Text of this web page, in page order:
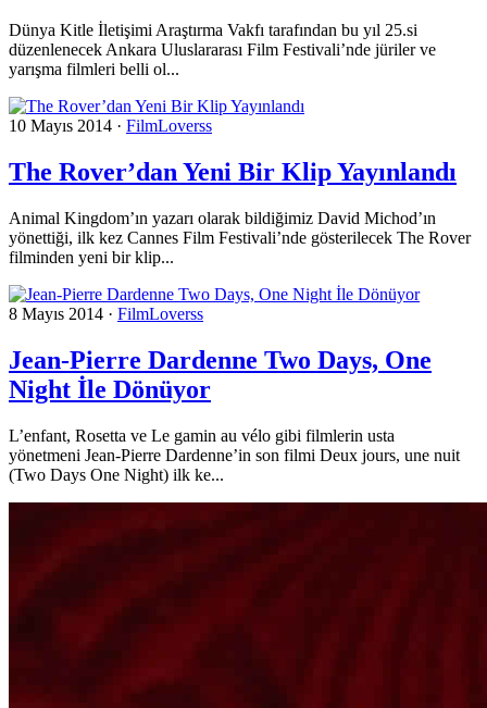
Dünya Kitle İletişimi Araştırma Vakfı tarafından bu yıl 25.si
düzenlenecek Ankara Uluslararası Film Festivali’nde jüriler ve
yarışma filmleri belli ol...
10 Mayıs 2014 · FilmLoverss
The Rover’dan Yeni Bir Klip Yayınlandı
Animal Kingdom’ın yazarı olarak bildiğimiz David Michod’ın
yönettiği, ilk kez Cannes Film Festivali’nde gösterilecek The Rover
filminden yeni bir klip...
8 Mayıs 2014 · FilmLoverss
Jean-Pierre Dardenne Two Days, One
Night İle Dönüyor
L’enfant, Rosetta ve Le gamin au vélo gibi filmlerin usta
yönetmeni Jean-Pierre Dardenne’in son filmi Deux jours, une nuit
(Two Days One Night) ilk ke...